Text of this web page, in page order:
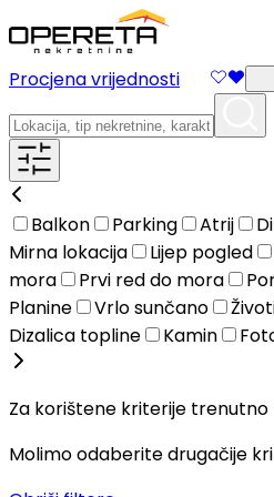
Procjena vrijednosti
Balkon Parking Atrij
Mirna lokacija
Lijep pogled
mora
Prvi red do mora
Planine
Vrlo sunčano
Dizalica topline
Kamin
Za korištene kriterije trenutno
Molimo odaberite drugačije